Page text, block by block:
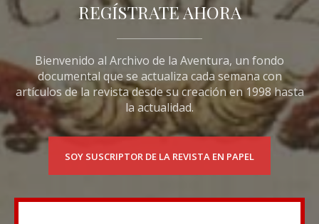
REGÍSTRATE AHORA
Bienvenido al Archivo de la Aventura, un fondo
documental que se actualiza cada semana con
artículos de la revista desde su creación en 1998 hasta
la actualidad.
SOY SUSCRIPTOR DE LA REVISTA EN PAPEL